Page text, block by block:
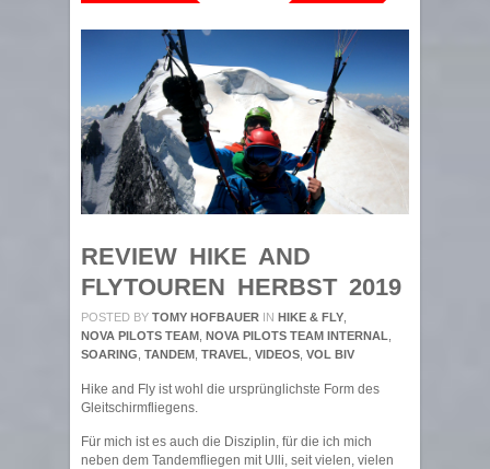
REVIEW HIKE AND
FLYTOUREN HERBST 2019
POSTED BY TOMY HOFBAUER IN HIKE & FLY
NOVA PILOTS TEAM NOVA PILOTS TEAM INTERNAL
SOARING TANDEM TRAVEL VIDEOS VOL BIV
Hike and Fly ist wohl die ursprünglichste Form des
Gleitschirmfliegens.
Für mich ist es auch die Disziplin, für die ich mich
neben dem Tandemfliegen mit Ulli, seit vielen, vielen